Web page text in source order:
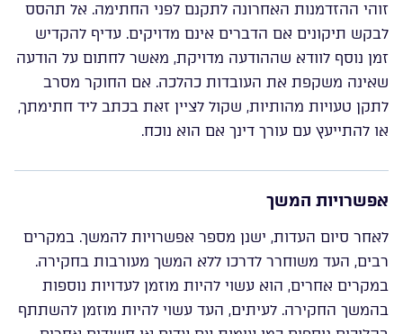
זוהי ההזדמנות האחרונה לתקנם לפני החתימה. אל תהסס
לבקש תיקונים אם הדברים אינם מדויקים. עדיף להקדיש
זמן נוסף לוודא שההודעה מדויקת, מאשר לחתום על הודעה
שאינה משקפת את העובדות כהלכה. אם החוקר מסרב
לתקן טעויות מהותיות, שקול לציין זאת בכתב ליד חתימתך,
או להתייעץ עם עורך דינך אם הוא נוכח.
אפשרויות המשך
לאחר סיום העדות, ישנן מספר אפשרויות להמשך. במקרים
רבים, העד משוחרר לדרכו ללא המשך מעורבות בחקירה.
במקרים אחרים, הוא עשוי להיות מוזמן לעדויות נוספות
בהמשך החקירה. לעיתים, העד עשוי להיות מוזמן להשתתף